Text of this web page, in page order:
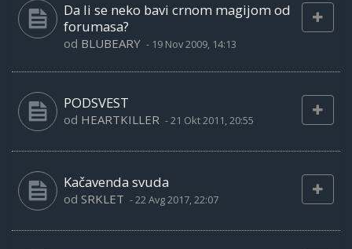
Da li se neko bavi crnom magijom od
forumasa?
od BLUBEARY - 19 Nov 2009, 14:13
PODSVEST
od HEARTKILLER -21 Okt 2011, 20:55
Kačavenda svuda
od SRKLET -22 Avg 2017, 22:07